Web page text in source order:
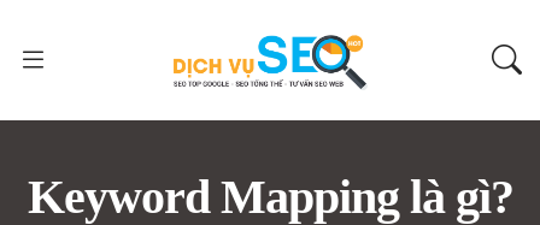
Keyword Mapping là gì?